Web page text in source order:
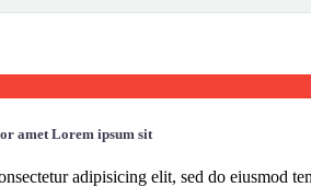
amet Lorem ipsum sit
adipisicing elit, sed do eiusmod